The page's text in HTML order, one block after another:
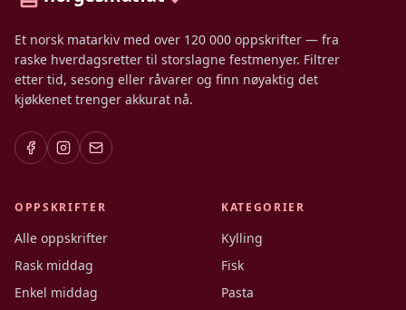
Et norsk matarkiv med over 120 000 oppskrifter — fra
raske hverdagsretter til storslagne festmenyer. Filtrer
etter tid, sesong eller råvarer og finn nøyaktig det
kjøkkenet trenger akkurat nå.
OPPSKRIFTER
Alle oppskrifter
Rask middag
Enkel middag
KATEGORIER
Kylling
Fisk
Pasta